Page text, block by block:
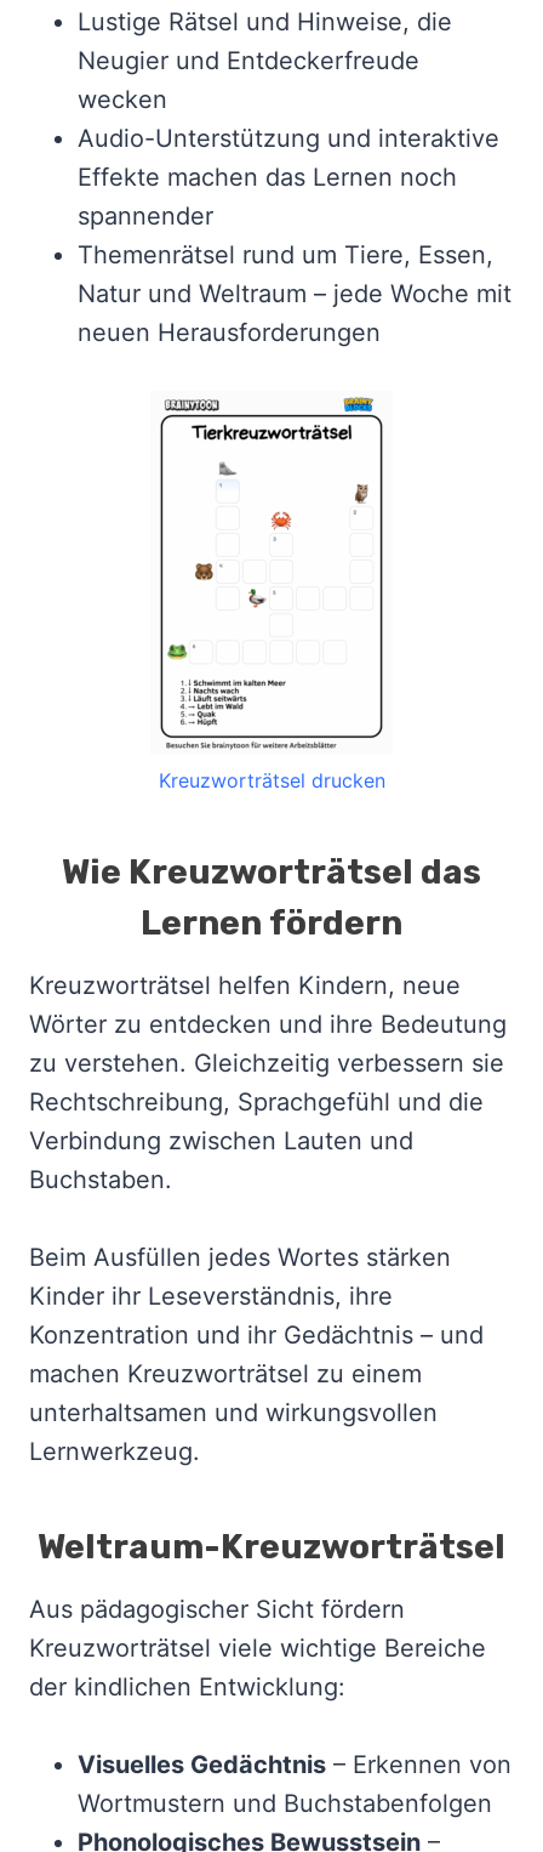
Lustige Rätsel und Hinweise, die
Neugier und Entdeckerfreude
wecken
Audio-Unterstützung und interaktive
Effekte machen das Lernen noch
spannender
Themenrätsel rund um Tiere, Essen,
Natur und Weltraum – jede Woche mit
neuen Herausforderungen
Kreuzworträtsel drucken
Wie Kreuzworträtsel das
Lernen fördern
Kreuzworträtsel helfen Kindern, neue
Wörter zu entdecken und ihre Bedeutung
zu verstehen. Gleichzeitig verbessern sie
Rechtschreibung, Sprachgefühl und die
Verbindung zwischen Lauten und
Buchstaben.
Beim Ausfüllen jedes Wortes stärken
Kinder ihr Leseverständnis, ihre
Konzentration und ihr Gedächtnis – und
machen Kreuzworträtsel zu einem
unterhaltsamen und wirkungsvollen
Lernwerkzeug.
Weltraum-Kreuzworträtsel
Aus pädagogischer Sicht fördern
Kreuzworträtsel viele wichtige Bereiche
der kindlichen Entwicklung:
Visuelles Gedächtnis – Erkennen von
Wortmustern und Buchstabenfolgen
Phonologisches Bewusstsein –